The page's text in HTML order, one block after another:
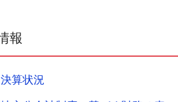
報
算状況